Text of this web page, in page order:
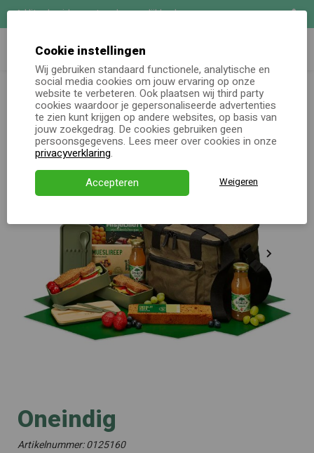
Uitgebreide maatwerk mogelijkheden
Online keuzecadeau
Kerstpakketten
Alle momenten
Verjaardagsservice
Direct bestellen
Zoeken
Kerstpakketten totaal Kerstpakket Oneindig
Oneindig
Artikelnummer: 0125160
Cookie instellingen
Wij gebruiken standaard functionele, analytische en
social media cookies om jouw ervaring op onze
website te verbeteren. Ook plaatsen wij third party
cookies waardoor je gepersonaliseerde advertenties
te zien kunt krijgen op andere websites, op basis van
jouw zoekgedrag. De cookies gebruiken geen
persoonsgegevens. Lees meer over cookies in onze
privacyverklaring.
Accepteren
Weigeren